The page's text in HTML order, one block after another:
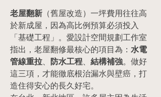
老屋翻新 （舊屋改造）一坪費用往往高
於新成屋，因為高比例預算必須投入
「基礎工程」。愛設計空間規劃工作室
指出，老屋翻修最核心的項目為： 水電
管線重拉、 防水工程、 結構補強。做好
這三項，才能徹底根治漏水與壁癌，打
造住得安心的長久好宅。